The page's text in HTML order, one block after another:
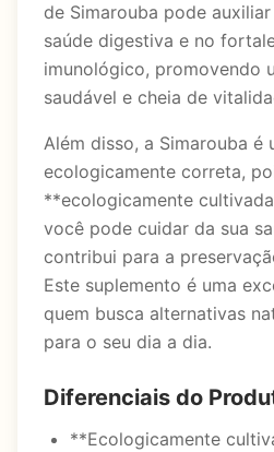
de Simarouba pode
saúde digestiva e no
imunológico, promovendo
saudável e cheia de
Além disso, a Simarouba é
ecologicamente correta,
**ecologicamente
você pode cuidar da sua
contribui para a
Este suplemento é uma
quem busca alternativas
para o seu dia a dia.
Diferenciais do
**Ecologicamente